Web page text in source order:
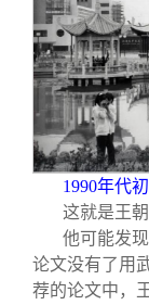
1990年代
这就是王
他可能发
论文没有了用
荐的论文中，